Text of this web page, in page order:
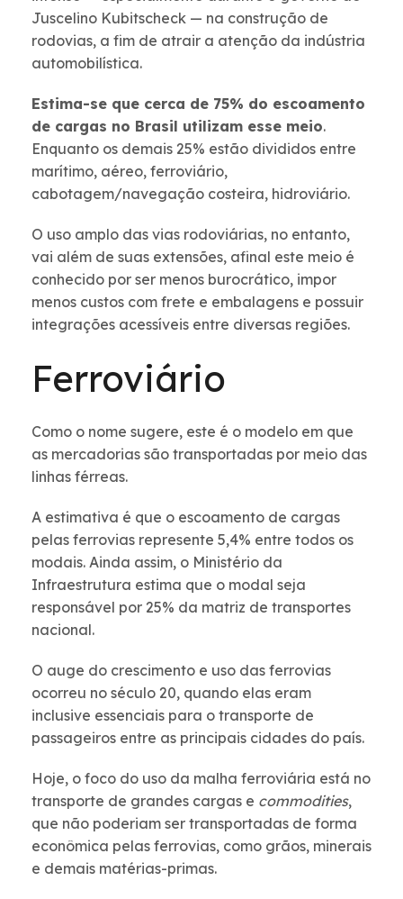
Juscelino Kubitscheck — na construção de
rodovias, a fim de atrair a atenção da indústria
automobilística.
Estima-se que cerca de 75% do escoamento
de cargas no Brasil utilizam esse meio.
Enquanto os demais 25% estão divididos entre
marítimo, aéreo, ferroviário,
cabotagem/navegação costeira, hidroviário.
O uso amplo das vias rodoviárias, no entanto,
vai além de suas extensões, afinal este meio é
conhecido por ser menos burocrático, impor
menos custos com frete e embalagens e possuir
integrações acessíveis entre diversas regiões.
Ferroviário
Como o nome sugere, este é o modelo em que
as mercadorias são transportadas por meio das
linhas férreas.
A estimativa é que o escoamento de cargas
pelas ferrovias represente 5,4% entre todos os
modais. Ainda assim, o Ministério da
Infraestrutura estima que o modal seja
responsável por 25% da matriz de transportes
nacional.
O auge do crescimento e uso das ferrovias
ocorreu no século 20, quando elas eram
inclusive essenciais para o transporte de
passageiros entre as principais cidades do país.
Hoje, o foco do uso da malha ferroviária está no
transporte de grandes cargas e commodities,
que não poderiam ser transportadas de forma
econômica pelas ferrovias, como grãos, minerais
e demais matérias-primas.